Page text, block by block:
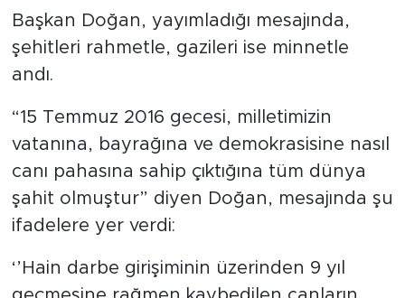
Başkan Doğan, yayımladığı mesajında,
şehitleri rahmetle, gazileri ise minnetle
andı.
“15 Temmuz 2016 gecesi, milletimizin
vatanına, bayrağına ve demokrasisine nasıl
canı pahasına sahip çıktığına tüm dünya
şahit olmuştur” diyen Doğan, mesajında şu
ifadelere yer verdi:
‘’Hain darbe girişiminin üzerinden 9 yıl